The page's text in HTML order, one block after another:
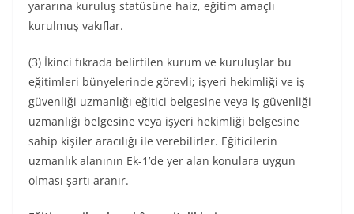
yararına kuruluş statüsüne haiz, eğitim amaçlı
kurulmuş vakıflar.
(3) İkinci fıkrada belirtilen kurum ve kuruluşlar bu
eğitimleri bünyelerinde görevli; işyeri hekimliği ve iş
güvenliği uzmanlığı eğitici belgesine veya iş güvenliği
uzmanlığı belgesine veya işyeri hekimliği belgesine
sahip kişiler aracılığı ile verebilirler. Eğiticilerin
uzmanlık alanının Ek-1’de yer alan konulara uygun
olması şartı aranır.